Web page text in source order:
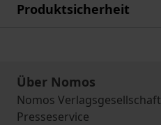
Produktsicherheit
Über Nomos
Nomos Verlagsgesellschaft
Presseservice